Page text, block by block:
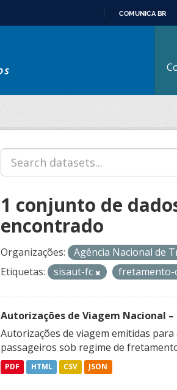
COMUNICA BR
1 conjunto de
encontrado
Organizações: Agência Nacional de
Etiquetas:
sisaut-fc fretamento-
Autorizações de Viagem Nacional
Autorizações de viagem emitidas
passageiros sob regime de
PDF HTML CSV JSON